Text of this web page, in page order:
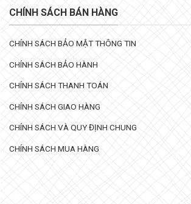
CHÍNH SÁCH BÁN HÀNG
CHÍNH SÁCH BẢO MẬT THÔNG TIN
CHÍNH SÁCH BẢO HÀNH
CHÍNH SÁCH THANH TOÁN
CHÍNH SÁCH GIAO HÀNG
CHÍNH SÁCH VÀ QUY ĐỊNH CHUNG
CHÍNH SÁCH MUA HÀNG